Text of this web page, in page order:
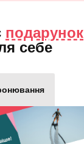
подарунок
себе